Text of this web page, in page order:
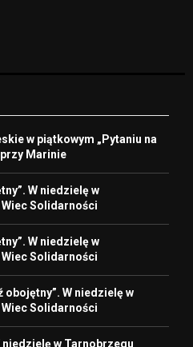
w piątkowym „Pytaniu na
Marinie
W niedzielę w
Solidarności
W niedzielę w
Solidarności
obojętny”. W niedzielę w
Solidarności
niedzielę w Tarnobrzegu